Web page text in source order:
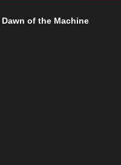
of the Machine